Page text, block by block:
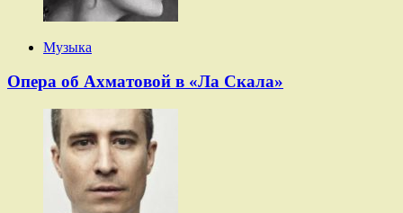
Музыка
Опера об Ахматовой в «Ла Скала»